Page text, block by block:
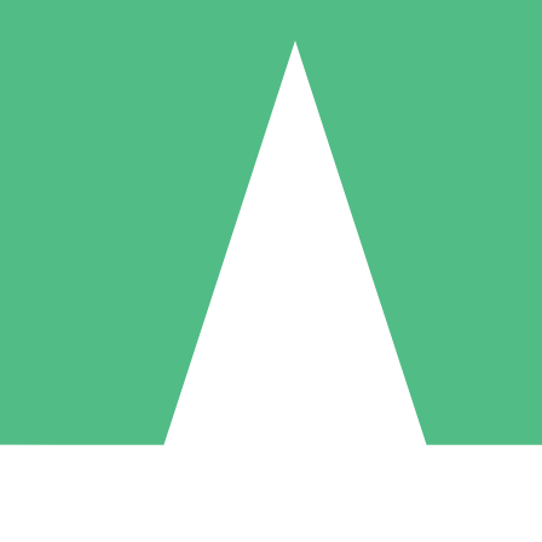
Individuele Creditpakketten
per gebruik met downloadtegoeden. Geen maandelijkse verplichting
5 Downloaden
US$